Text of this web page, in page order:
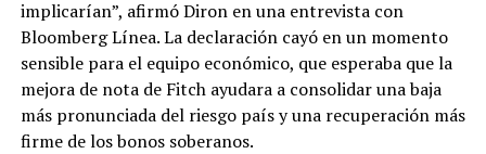
implicarían”, afirmó Diron en una entrevista con
Bloomberg Línea. La declaración cayó en un momento
sensible para el equipo económico, que esperaba que la
mejora de nota de Fitch ayudara a consolidar una baja
más pronunciada del riesgo país y una recuperación más
firme de los bonos soberanos.